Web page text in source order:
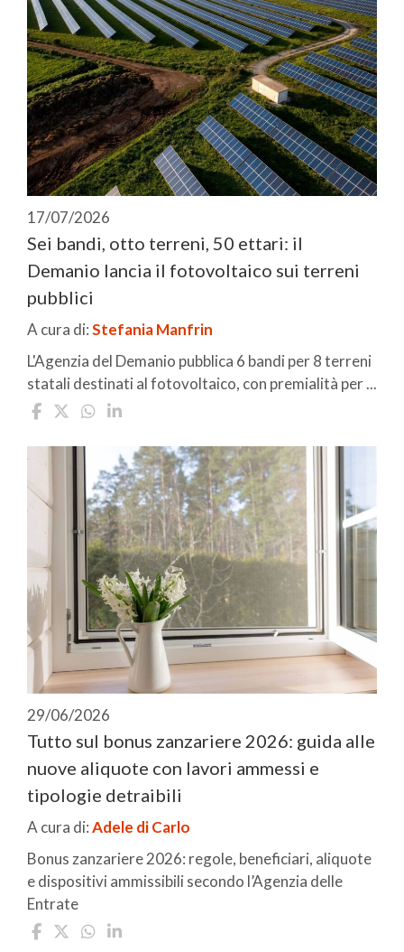
17/07/2026
Sei bandi, otto terreni, 50 ettari: il
Demanio lancia il fotovoltaico sui terreni
pubblici
A cura di:Stefania Manfrin
L'Agenzia del Demanio pubblica 6 bandi per 8 terreni
statali destinati al fotovoltaico, con premialità per ...
29/06/2026
Tutto sul bonus zanzariere 2026: guida alle
nuove aliquote con lavori ammessi e
tipologie detraibili
A cura di:Adele di Carlo
Bonus zanzariere 2026: regole, beneficiari, aliquote
e dispositivi ammissibili secondo l’Agenzia delle
Entrate